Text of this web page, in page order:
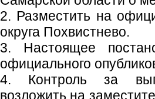
2. Разместить на
округа Похвистнево.
3. Настоящее
официального
4. Контроль за
возложить на